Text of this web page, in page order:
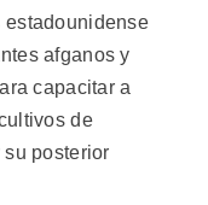
estadounidense
afganos y
capacitar a
de
posterior